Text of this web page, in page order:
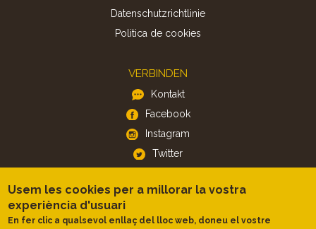
Datenschutzrichtlinie
Politica de cookies
VERBINDEN
Kontakt
Facebook
Instagram
Twitter
APP
iOS
Usem les cookies per a millorar la vostra
experiència d'usuari
En fer clic a qualsevol enllaç del lloc web, doneu el vostre